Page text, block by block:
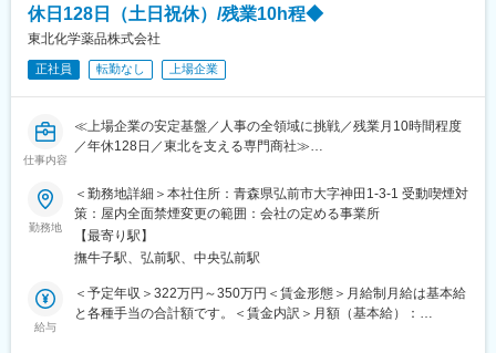
当社では安定供給と流通プロセス全体の効率化・最適化を実現す
る高機能物流を土台に、医療機関やメーカーの皆様をサポートす
また、女性活躍推進「えるぼし認定3つ星」を取得しており、時短
性が活躍できる環境整備に積極的に取り組んでいます。
時短勤務も可能な環境のため、ママさんの活躍事例もございます
◎
※入社1年間は時短勤務不可
原則定時退社・土日祝休みに加えて年間休日125日とプライベー
トと仕事の両立がしやすい環境です。
事業所には10名前後のスタッフが在籍しており、和やかな雰囲気
で腰を据えて働ける環境です。基本的に1拠点につき薬剤師1名の
ため、感謝される機会が多く、スタッフの満足度も高いです。
（3）業界最大手・安定基盤：
当社は、医薬品卸業界最大手として、1000社を超える国内外メー
カー と取引しており、製品ラインナップは15万種に及びます。
休日128日（土日祝休）/残業10h程◆
東北化学薬品株式会社
正社員 転勤なし 上場企業
仕事内容
≪上場企業の安定基盤／人事の全領域に挑戦／残業月10時間程度
／年休128日／東北を支える専門商社≫
・採用から労務まで人事の中核を担い、仕組みづくりにも関われ
るやりがいの大きな仕事
・土日祝休み、年間休日128日、残業月10時間程度で私生活も大
切にできる環境
・地域に根差した上場企業としての安定性と、穏やかで協力的な
社風
勤務地
＜勤務地詳細＞本社住所：青森県弘前市大字神田1-3-1 受動喫煙対
策：屋内全面禁煙変更の範囲：会社の定める事業所
【最寄り駅】
撫牛子駅、弘前駅、中央弘前駅
給与
＜予定年収＞322万円～350万円＜賃金形態＞月給制月給は基本給
と各種手当の合計額です。＜賃金内訳＞月額（基本給）：